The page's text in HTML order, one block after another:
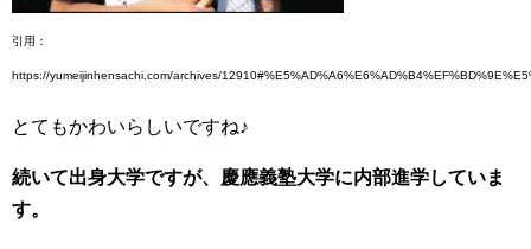
引用：
https://yumeijinhensachi.com/archives/
とてもかわいらしいですね♪
続いて出身大学ですが、慶應義塾大学に内部進学していま
す。